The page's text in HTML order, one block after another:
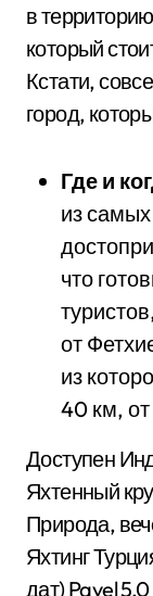
в
который
Кстати,
город,
Где и
из
что
от
из
40 км,
Доступен
Яхтенный
Природа,
Яхтинг
дат)Pavel 5.0